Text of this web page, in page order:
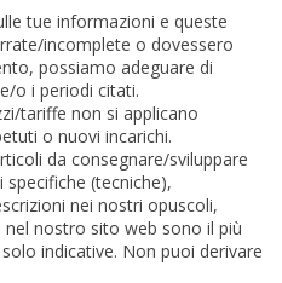
tue informazioni e queste
incomplete o dovessero
possiamo adeguare di
o i periodi citati.
tariffe non si applicano
o nuovi incarichi.
da consegnare/sviluppare
(tecniche),
nei nostri opuscoli,
nostro sito web sono il più
indicative. Non puoi derivare